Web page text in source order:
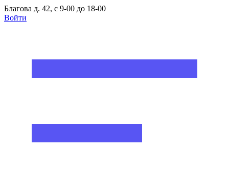
Благова д. 42, с 9-00 до 18-00
Войти